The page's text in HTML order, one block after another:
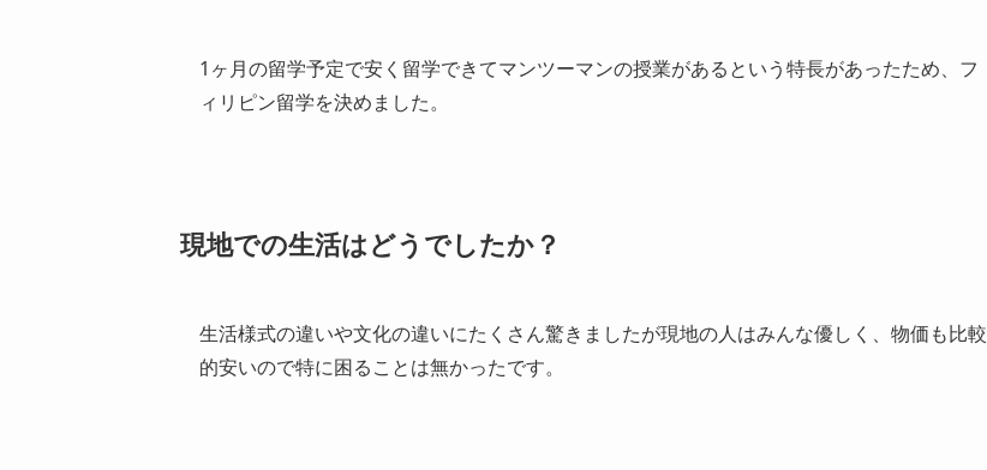
1ヶ月の留学予定で安く留学できてマンツーマンの授業があるという特長があったため、フ
ィリピン留学を決めました。
現地での生活はどうでしたか？
生活様式の違いや文化の違いにたくさん驚きましたが現地の人はみんな優しく、物価も比較
的安いので特に困ることは無かったです。